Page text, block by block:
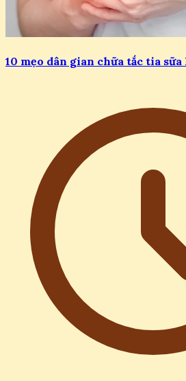
10 mẹo dân gian chữa tắc tia